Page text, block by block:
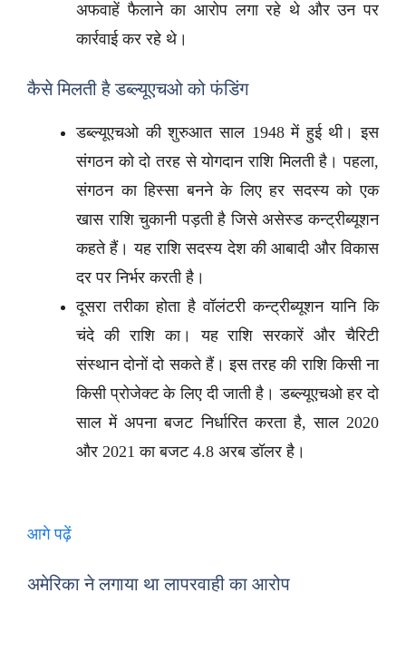
अफवाहें फैलाने का आरोप लगा रहे थे और उन पर
कार्रवाई कर रहे थे।
कैसे मिलती है डब्ल्यूएचओ को फंडिंग
डब्ल्यूएचओ की शुरुआत साल 1948 में हुई थी। इस
संगठन को दो तरह से योगदान राशि मिलती है। पहला,
संगठन का हिस्सा बनने के लिए हर सदस्य को एक
खास राशि चुकानी पड़ती है जिसे असेस्ड कन्ट्रीब्यूशन
कहते हैं। यह राशि सदस्य देश की आबादी और विकास
दर पर निर्भर करती है।
दूसरा तरीका होता है वॉलंटरी कन्ट्रीब्यूशन यानि कि
चंदे की राशि का। यह राशि सरकारें और चैरिटी
संस्थान दोनों दो सकते हैं। इस तरह की राशि किसी ना
किसी प्रोजेक्ट के लिए दी जाती है। डब्ल्यूएचओ हर दो
साल में अपना बजट निर्धारित करता है, साल 2020
और 2021 का बजट 4.8 अरब डॉलर है।
आगे पढ़ें
अमेरिका ने लगाया था लापरवाही का आरोप